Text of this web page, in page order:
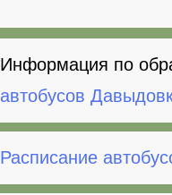
Информация по
автобусов
Расписание